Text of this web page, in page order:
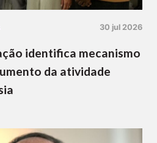
30 jul 2026
identifica mecanismo
da atividade